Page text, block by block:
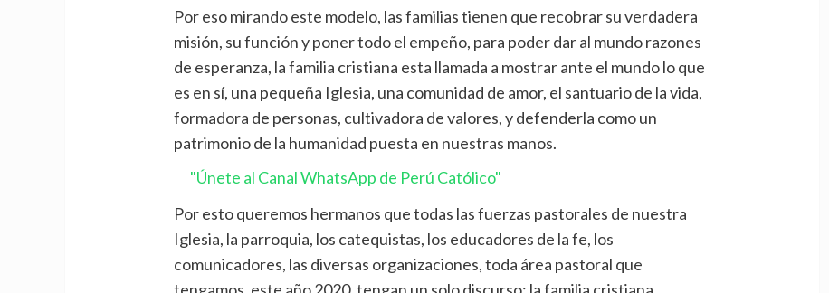
Por eso mirando este modelo, las familias tienen que recobrar su verdadera
misión, su función y poner todo el empeño, para poder dar al mundo razones
de esperanza, la familia cristiana esta llamada a mostrar ante el mundo lo que
es en sí, una pequeña Iglesia, una comunidad de amor, el santuario de la vida,
formadora de personas, cultivadora de valores, y defenderla como un
patrimonio de la humanidad puesta en nuestras manos.
"Únete al Canal WhatsApp de Perú Católico"
Por esto queremos hermanos que todas las fuerzas pastorales de nuestra
Iglesia, la parroquia, los catequistas, los educadores de la fe, los
comunicadores, las diversas organizaciones, toda área pastoral que